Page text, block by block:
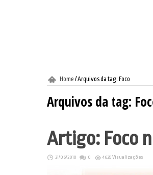
Home /Arquivos da tag: Foco
Arquivos da tag:
Artigo: Foco
21/06/2018 0 4625 Visualizações